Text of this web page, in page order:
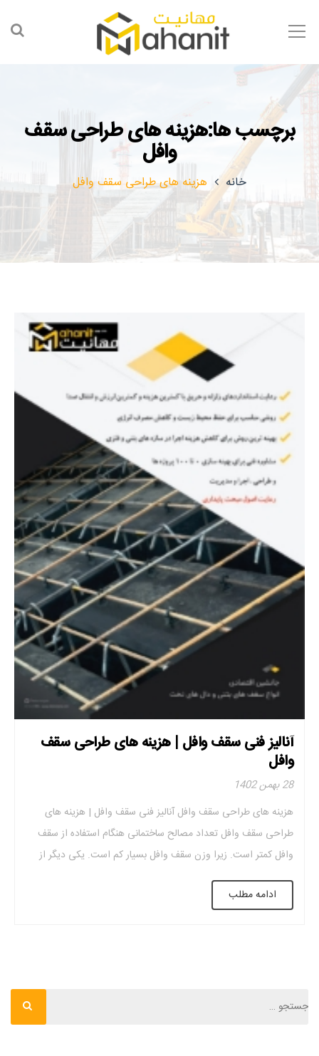
برچسب ها:هزینه های طراحی سقف
وافل
خانه هزینه های طراحی سقف وافل
آنالیز فنی سقف وافل | هزینه های طراحی سقف
وافل
28 بهمن 1402
هزینه های طراحی سقف وافل آنالیز فنی سقف وافل | هزینه های
طراحی سقف وافل تعداد مصالح ساختمانی هنگام استفاده از سقف
وافل کمتر است. زیرا وزن سقف وافل بسیار کم است. یکی دیگر از
گزینه های مقرون به صرفه، داشتن سقف کاذب است. در نتیجه یک
سازه همیشه بار جانبی را تحمل می کند. […]
ادامه مطلب